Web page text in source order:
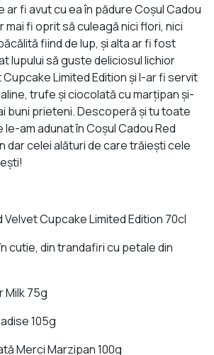
ar fi avut cu ea în pădure Coşul Cadou
mai fi oprit să culeagă nici flori, nici
fiind de lup, şi alta ar fi fost
lupului să guste deliciosul lichior
Cupcake Limited Edition şi l-ar fi servit
trufe şi ciocolată cu marţipan şi-
buni prieteni. Descoperă şi tu toate
am adunat în Coşul Cadou Red
dar celei alături de care trăieşti cele
Velvet Cupcake Limited Edition 70cl
cutie, din trandafiri cu petale din
Milk 75g
105g
Merci Marzipan 100g